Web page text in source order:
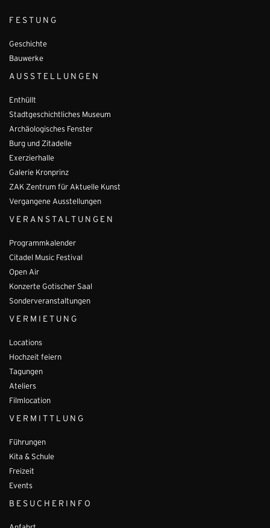
FESTUNG
Geschichte
Bauwerke
AUSSTELLUNGEN
Enthüllt
Stadtgeschichtliches Museum
Archäologisches Fenster
Burg und Zitadelle
Exerzierhalle
Galerie Kronprinz
ZAK Zentrum für Aktuelle Kunst
Vergangene Ausstellungen
VERANSTALTUNGEN
Programmkalender
Citadel Music Festival
Open Air
Konzerte Gotischer Saal
Sonderveranstaltungen
VERMIETUNG
Locations
Hochzeit feiern
Tagungen
Ateliers
Filmlocation
VERMITTLUNG
Führungen
Kita & Schule
Freizeit
Events
BESUCHERINFO